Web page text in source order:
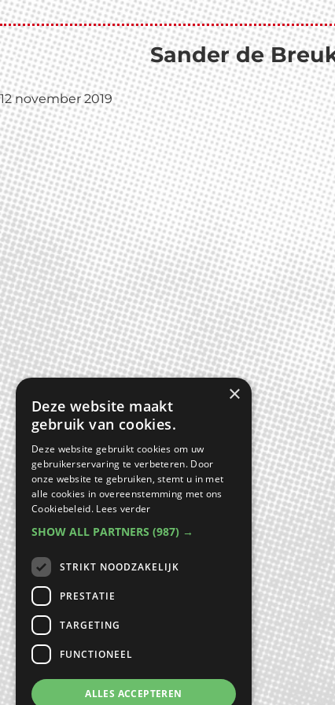
Door
naar
de
hoofd
inhoud
Sander de
12 november 2019
×
Deze website maakt
gebruik van cookies.
Deze website gebruikt cookies om uw
gebruikerservaring te verbeteren. Door
onze website te gebruiken, stemt u in met
alle cookies in overeenstemming met ons
Cookiebeleid. Lees verder
SHOW ALL PARTNERS (987) →
STRIKT NOODZAKELIJK
PRESTATIE
TARGETING
FUNCTIONEEL
ALLES ACCEPTEREN